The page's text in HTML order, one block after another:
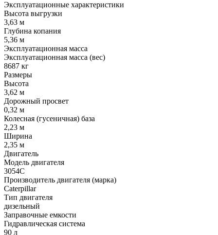
Эксплуатационные характеристики
Высота выгрузки
3,63 м
Глубина копания
5,36 м
Эксплуатационная масса
Эксплуатационная масса (вес)
8687 кг
Размеры
Высота
3,62 м
Дорожный просвет
0,32 м
Колесная (гусеничная) база
2,23 м
Ширина
2,35 м
Двигатель
Модель двигателя
3054C
Производитель двигателя (марка)
Caterpillar
Тип двигателя
дизельный
Заправочные емкости
Гидравлическая система
90 л